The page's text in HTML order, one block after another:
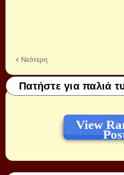
Νεότερη
Πατήστε για παλιά
View